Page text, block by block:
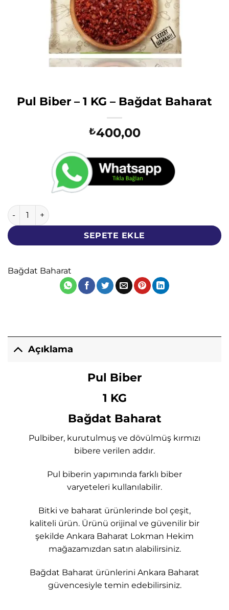
Pul Biber – 1 KG – Bağdat Baharat
₺400,00
Pul Biber - 1 KG - Bağdat Baharat adet
SEPETE EKLE
Bağdat Baharat
Açıklama
Pul Biber
1 KG
Bağdat Baharat
Pulbiber, kurutulmuş ve dövülmüş kırmızı
bibere verilen addır.
Pul biberin yapımında farklı biber
varyeteleri kullanılabilir.
Bitki ve baharat ürünlerinde bol çeşit,
kaliteli ürün. Ürünü orijinal ve güvenilir bir
şekilde Ankara Baharat Lokman Hekim
mağazamızdan satın alabilirsiniz.
Bağdat Baharat ürünlerini Ankara Baharat
güvencesiyle temin edebilirsiniz.